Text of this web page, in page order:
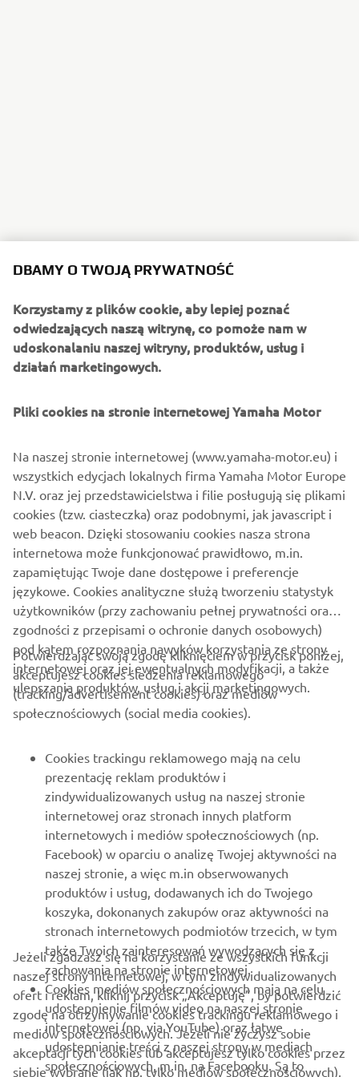
DBAMY O TWOJĄ PRYWATNOŚĆ
Korzystamy z plików cookie, aby lepiej poznać
odwiedzających naszą witrynę, co pomoże nam w
udoskonalaniu naszej witryny, produktów, usług i
działań marketingowych.
Pliki cookies na stronie internetowej Yamaha Motor
Na naszej stronie internetowej (www.yamaha-motor.eu) i
wszystkich edycjach lokalnych firma Yamaha Motor Europe
N.V. oraz jej przedstawicielstwa i filie posługują się plikami
cookies (tzw. ciasteczka) oraz podobnymi, jak javascript i
web beacon. Dzięki stosowaniu cookies nasza strona
internetowa może funkcjonować prawidłowo, m.in.
zapamiętując Twoje dane dostępowe i preferencje
językowe. Cookies analityczne służą tworzeniu statystyk
użytkowników (przy zachowaniu pełnej prywatności oraz
zgodności z przepisami o ochronie danych osobowych)
pod kątem rozpoznania nawyków korzystania ze strony
internetowej oraz jej ewentualnych modyfikacji, a także
ulepszania produktów, usług i akcji marketingowych.
Potwierdzając swoją zgodę kliknięciem w przycisk poniżej,
akceptujesz cookies śledzenia reklamowego
(tracking/advertisement cookies) oraz mediów
społecznościowych (social media cookies).
Cookies trackingu reklamowego mają na celu
prezentację reklam produktów i
zindywidualizowanych usług na naszej stronie
internetowej oraz stronach innych platform
internetowych i mediów społecznościowych (np.
Facebook) w oparciu o analizę Twojej aktywności na
naszej stronie, a więc m.in obserwowanych
produktów i usług, dodawanych ich do Twojego
koszyka, dokonanych zakupów oraz aktywności na
stronach internetowych podmiotów trzecich, w tym
także Twoich zainteresowań wywodzących się z
zachowania na stronie internetowej.
Cookies mediów społecznościowych mają na celu
udostepnienie filmów video na naszej stronie
internetowej (np. via YouTube) oraz łatwe
udostepnianie treści z naszej strony w mediach
społecznościowych, m.in. na Facebooku. Są to
Jeżeli zgadzasz się na korzystanie ze wszystkich funkcji
naszej strony internetowej, w tym zindywidualizowanych
ofert i reklam, kliknij przycisk „Akceptuję”, by potwierdzić
zgodę na otrzymywanie cookies trackingu reklamowego i
mediów społecznościowych. Jeżeli nie życzysz sobie
akceptacji tych cookies lub akceptujesz tylko cookies przez
siebie wybrane (jak np. tylko mediów społecznościowych),